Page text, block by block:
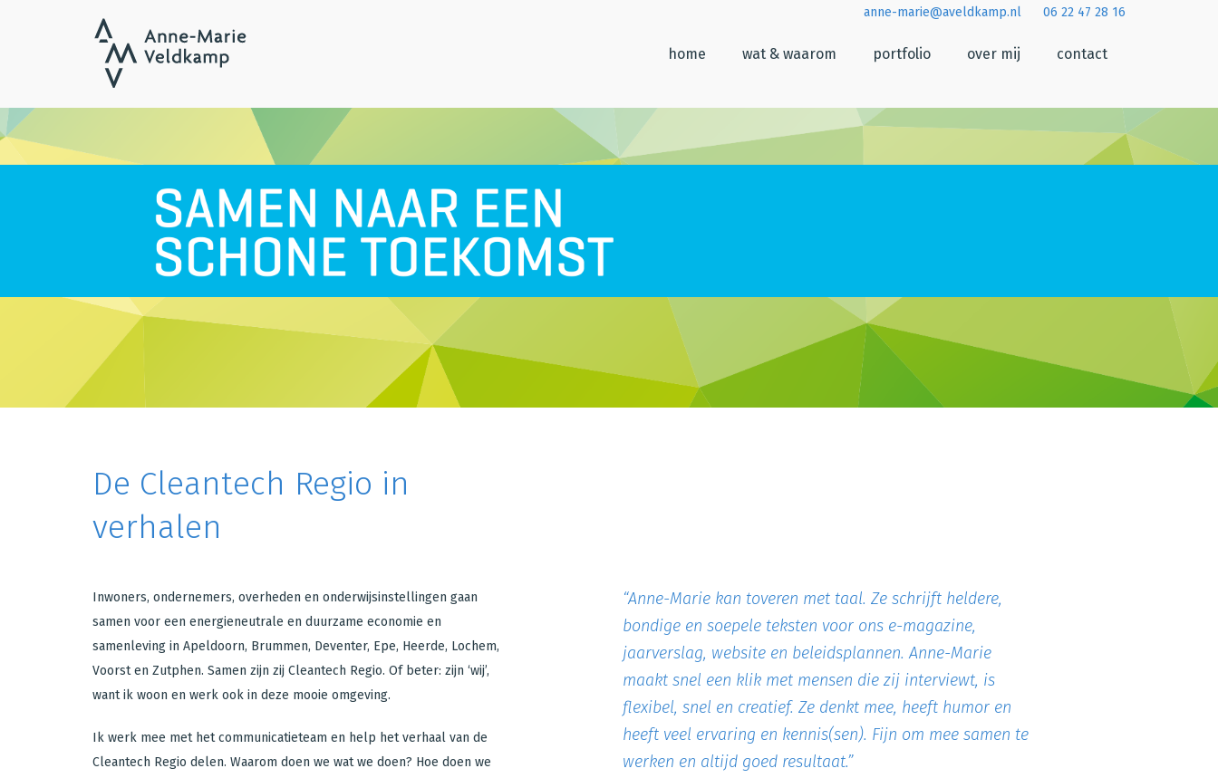
anne-marie@aveldkamp.nl 06 22 47 28 16
home wat & waarom portfolio over mij contact
De Cleantech Regio in
verhalen
Inwoners, ondernemers, overheden en onderwijsinstellingen gaan
samen voor een energieneutrale en duurzame economie en
samenleving in Apeldoorn, Brummen, Deventer, Epe, Heerde, Lochem,
Voorst en Zutphen. Samen zijn zij Cleantech Regio. Of beter: zijn ‘wij’,
want ik woon en werk ook in deze mooie omgeving.
Ik werk mee met het communicatieteam en help het verhaal van de
Cleantech Regio delen. Waarom doen we wat we doen? Hoe doen we
“Anne-Marie kan toveren met taal. Ze schrijft heldere,
bondige en soepele teksten voor ons e-magazine,
jaarverslag, website en beleidsplannen. Anne-Marie
maakt snel een klik met mensen die zij interviewt, is
flexibel, snel en creatief. Ze denkt mee, heeft humor en
heeft veel ervaring en kennis(sen). Fijn om mee samen te
werken en altijd goed resultaat.”